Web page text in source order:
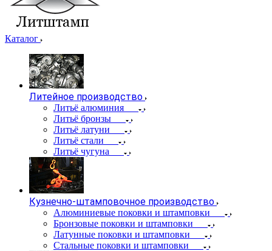
Каталог
Литейное производство
Литьё алюминия
Литьё бронзы
Литьё латуни
Литьё стали
Литьё чугуна
Кузнечно-штамповочное производство
Алюминиевые поковки и штамповки
Бронзовые поковки и штамповки
Латунные поковки и штамповки
Стальные поковки и штамповки